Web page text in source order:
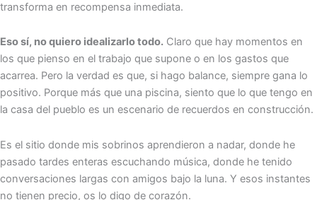
transforma en recompensa inmediata.
Eso sí, no quiero idealizarlo todo. Claro que hay momentos en
los que pienso en el trabajo que supone o en los gastos que
acarrea. Pero la verdad es que, si hago balance, siempre gana lo
positivo. Porque más que una piscina, siento que lo que tengo en
la casa del pueblo es un escenario de recuerdos en construcción.
Es el sitio donde mis sobrinos aprendieron a nadar, donde he
pasado tardes enteras escuchando música, donde he tenido
conversaciones largas con amigos bajo la luna. Y esos instantes
no tienen precio, os lo digo de corazón.